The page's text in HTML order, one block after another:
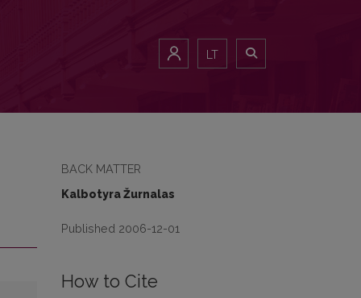
LT
BACK MATTER
Kalbotyra Žurnalas
Published 2006-12-01
How to Cite